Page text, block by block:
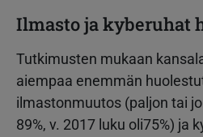
Ilmasto ja kyberuhat
Tutkimusten mukaan
aiempaa enemmän
ilmastonmuutos (paljon tai
89%, v. 2017 luku oli75%) ja